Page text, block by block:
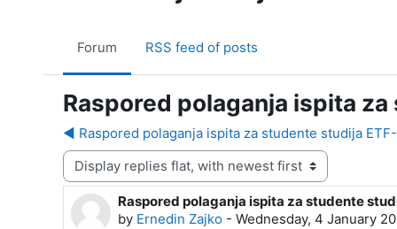
Forum RSS feed of posts
Raspored polaganja ispita
◀︎ Raspored polaganja ispita za studente studija
Display mode
Raspored polaganja ispita za studente
by Ernedin Zajko - Wednesday, 4 January
Number of replies: 0